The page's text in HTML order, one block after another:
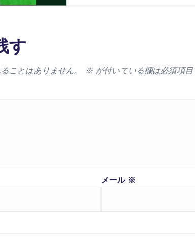
す
ことはありません。 ※が付いている欄は必須項目
メール ※